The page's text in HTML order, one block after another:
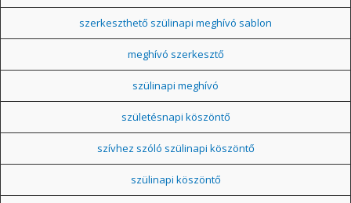
szerkeszthető szülinapi meghívó sablon
meghívó szerkesztő
szülinapi meghívó
születésnapi köszöntő
szívhez szóló szülinapi köszöntő
szülinapi köszöntő